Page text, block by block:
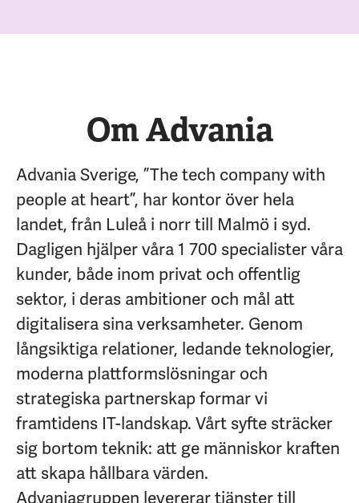
Om Advania
Advania Sverige, ”The tech company with
people at heart”, har kontor över hela
landet, från Luleå i norr till Malmö i syd.
Dagligen hjälper våra 1 700 specialister våra
kunder, både inom privat och offentlig
sektor, i deras ambitioner och mål att
digitalisera sina verksamheter. Genom
långsiktiga relationer, ledande teknologier,
moderna plattformslösningar och
strategiska partnerskap formar vi
framtidens IT-landskap. Vårt syfte sträcker
sig bortom teknik: att ge människor kraften
att skapa hållbara värden.
Advaniagruppen levererar tjänster till